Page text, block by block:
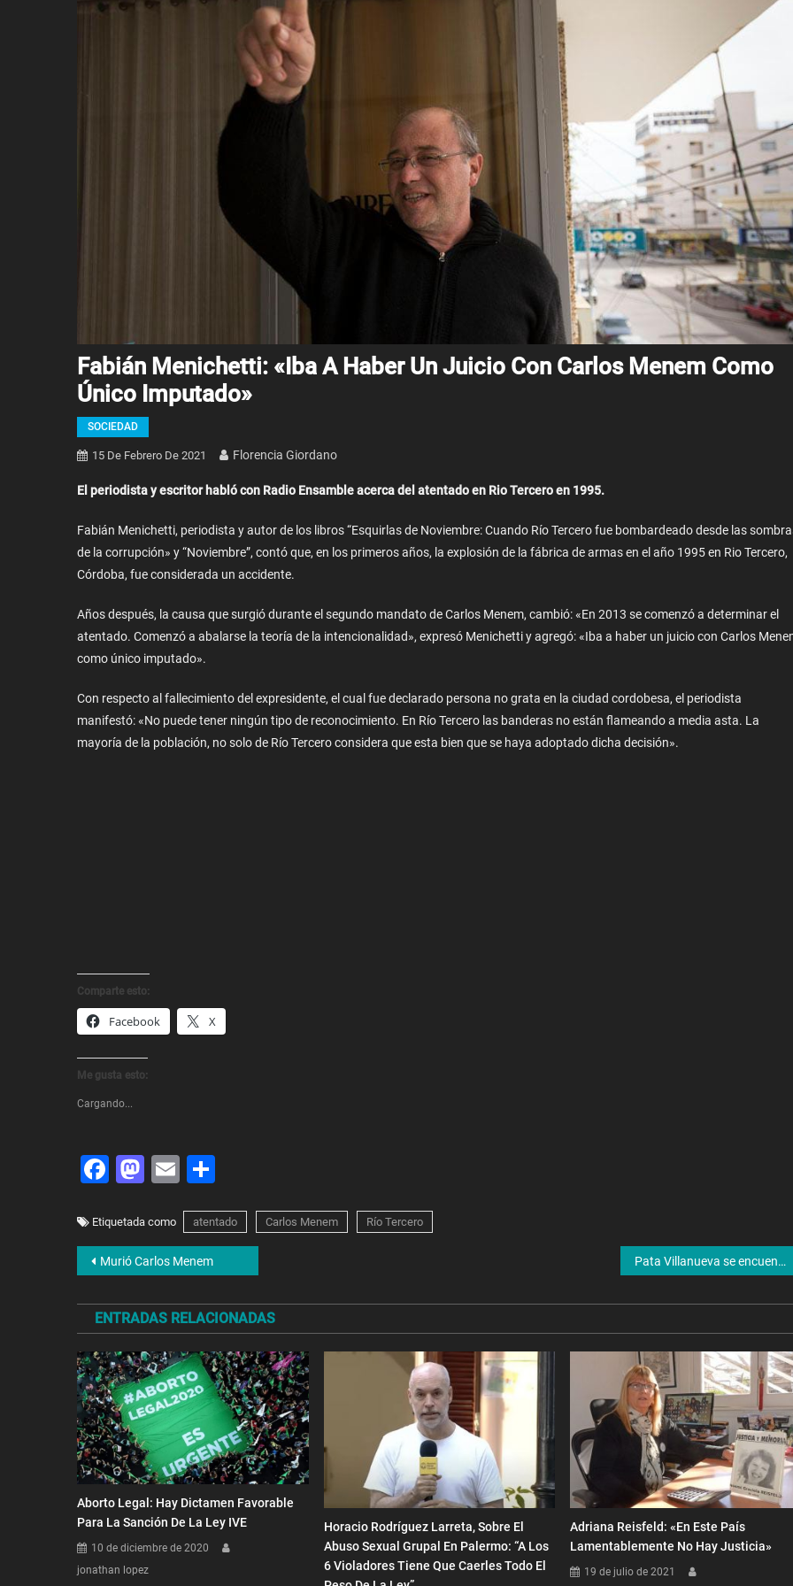
Fabián Menichetti: «Iba A Haber Un Juicio Con Carlos Menem Como
Único Imputado»
SOCIEDAD
15 De Febrero De 2021 Florencia Giordano
El periodista y escritor habló con Radio Ensamble acerca del atentado en Rio Tercero en 1995.
Fabián Menichetti, periodista y autor de los libros “Esquirlas de Noviembre: Cuando Río Tercero fue bombardeado desde las
de la corrupción» y “Noviembre”, contó que, en los primeros años, la explosión de la fábrica de armas en el año 1995 en Rio Tercero,
Córdoba, fue considerada un accidente.
Años después, la causa que surgió durante el segundo mandato de Carlos Menem, cambió: «En 2013 se comenzó a determinar el
atentado. Comenzó a abalarse la teoría de la intencionalidad», expresó Menichetti y agregó: «Iba a haber un juicio con Carlos
como único imputado».
Con respecto al fallecimiento del expresidente, el cual fue declarado persona no grata en la ciudad cordobesa, el periodista
manifestó: «No puede tener ningún tipo de reconocimiento. En Río Tercero las banderas no están flameando a media asta. La
mayoría de la población, no solo de Río Tercero considera que esta bien que se haya adoptado dicha decisión».
Comparte esto:
Facebook X
Me gusta esto:
Cargando...
Facebook
Mastodon
Email
Etiquetada como atentado Carlos Menem Río Tercero
Navegación
de
entradas
Murió Carlos Menem Pata Villanueva se encuentra internada en grave estado
ENTRADAS RELACIONADAS
Aborto Legal: Hay Dictamen Favorable
Para La Sanción De La Ley IVE
10 de diciembre de 2020
jonathan lopez
Horacio Rodríguez Larreta, Sobre El
Abuso Sexual Grupal En Palermo: “A Los
6 Violadores Tiene Que Caerles Todo El
Adriana Reisfeld: «En Este País
Lamentablemente No Hay Justicia»
19 de julio de 2021